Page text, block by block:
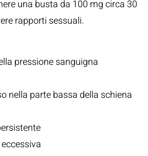
una busta da 100 mg circa 30
rapporti sessuali.
pressione sanguigna
nella parte bassa della schiena